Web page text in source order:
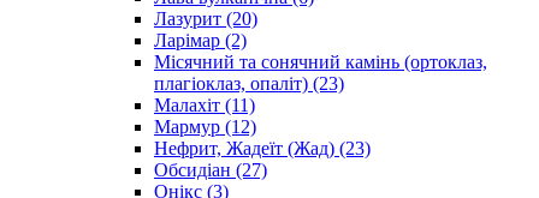
Лазурит (20)
Ларімар (2)
Місячний та сонячний камінь (ортоклаз,
плагіоклаз, опаліт) (23)
Малахіт (11)
Мармур (12)
Нефрит, Жадеїт (Жад) (23)
Обсидіан (27)
Онікс (3)